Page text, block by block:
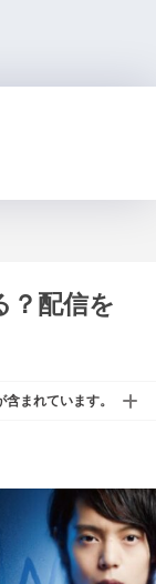
？配信を
まれています。